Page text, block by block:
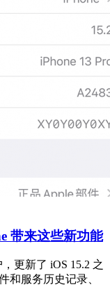
带来这些新功能
更新了 iOS 15.2 之
和服务历史记录、